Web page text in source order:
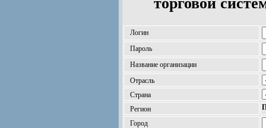
Логин
Пароль
Название организации
Отрасль
Страна
Регион
Город